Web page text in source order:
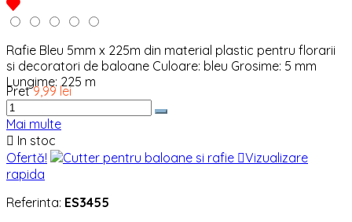
Rafie Bleu 5mm x 225m din material plastic pentru florarii
si decoratori de baloane Culoare: bleu Grosime: 5 mm
Lungime: 225 m
Pret 9,99 lei
Mai multe
 In stoc
Ofertă!
Vizualizare
rapida
Referinta: ES3455